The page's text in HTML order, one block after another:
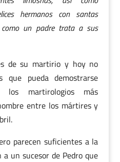
hermanos con santas
un padre trata a sus
de su martirio y hoy no
pueda demostrarse
los martirologios más
entre los mártires y
parecen suficientes a la
un sucesor de Pedro que